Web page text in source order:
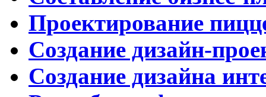
Проектирование
Создание дизайн-
Создание дизайна